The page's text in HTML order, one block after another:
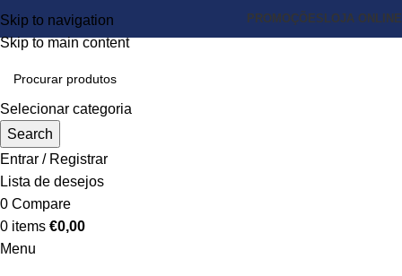
Skip to navigation
Skip to main content
PROMOÇÕES LOJA ONLINE
Selecionar categoria
Search
Entrar / Registrar
Lista de desejos
0 Compare
0 items €0,00
Menu